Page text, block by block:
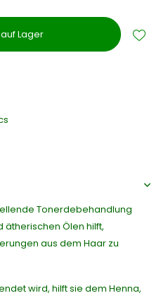
Lager
Tonerdebehandlung
Ölen hilft,
aus dem Haar zu
wird, hilft sie dem Henna,